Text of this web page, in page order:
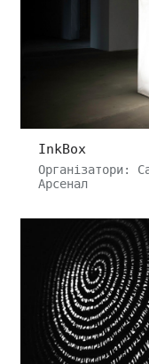
InkBox
Організатори:
Арсенал